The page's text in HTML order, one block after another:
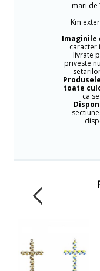
mari de
Km
Imaginile
caracter
livrate
priveste
Produsele
toate
ca